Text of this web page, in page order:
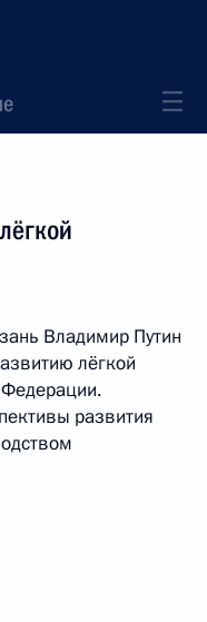
Владимир Путин
лёгкой
развития